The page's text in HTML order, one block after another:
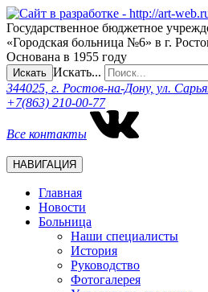
Государственное бюджетное
«Городская больница №6» в г.
Основана в 1955 году
Искать Искать...
344025, г. Ростов-на-Дону, ул.
+7(863) 210-00-77
Все контакты
НАВИГАЦИЯ
Главная
Новости
Больница
Наши специалисты
История
Руководство
Фотогалерея